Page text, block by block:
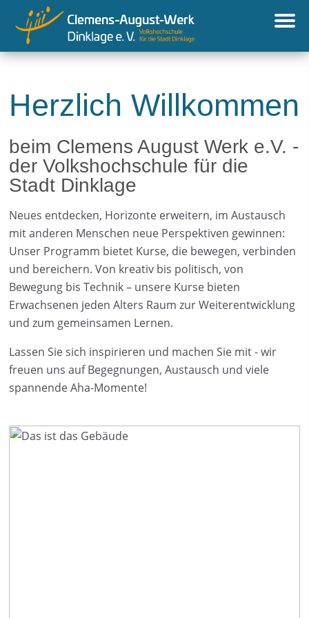
Herzlich Willkommen
beim Clemens August Werk e.V. -
der Volkshochschule für die
Stadt Dinklage
Neues entdecken, Horizonte erweitern, im Austausch
mit anderen Menschen neue Perspektiven gewinnen:
Unser Programm bietet Kurse, die bewegen, verbinden
und bereichern. Von kreativ bis politisch, von
Bewegung bis Technik – unsere Kurse bieten
Erwachsenen jeden Alters Raum zur Weiterentwicklung
und zum gemeinsamen Lernen.
Lassen Sie sich inspirieren und machen Sie mit - wir
freuen uns auf Begegnungen, Austausch und viele
spannende Aha-Momente!